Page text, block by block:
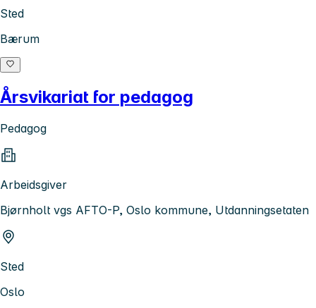
Sted
Bærum
Årsvikariat for pedagog
Pedagog
Arbeidsgiver
Bjørnholt vgs AFTO-P, Oslo kommune, Utdanningsetaten
Sted
Oslo